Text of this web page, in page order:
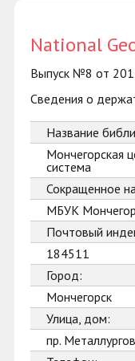
National
Выпуск №8 от
Сведения о
Название
Мончегорская
система
Сокращенное
МБУК
Почтовый
184511
Город:
Мончегорск
Улица, дом:
пр.